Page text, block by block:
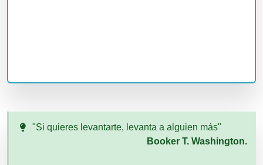
"Si quieres levantarte, levanta a alguien más"
Booker T. Washington.